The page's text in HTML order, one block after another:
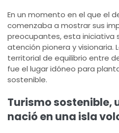
En un momento en el que el
comenzaba a mostrar sus
preocupantes, esta iniciativa
atención pionera y visionaria.
territorial de equilibrio entre
fue el lugar idóneo para
sostenible.
Turismo sostenible,
nació en una isla